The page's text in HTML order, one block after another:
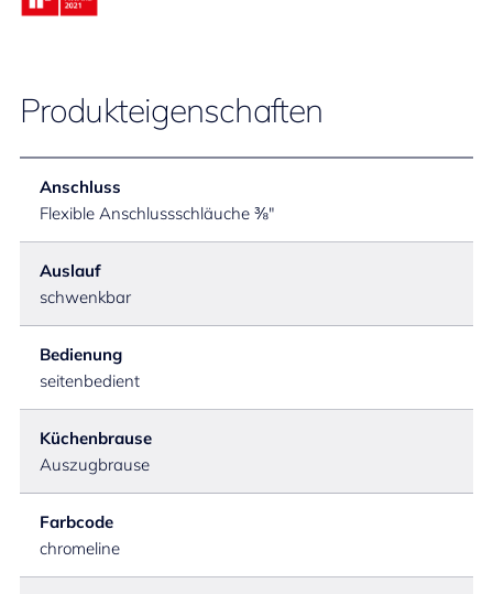
Produkteigenschaften
Anschluss
Flexible Anschlussschläuche ⅜"
Auslauf
schwenkbar
Bedienung
seitenbedient
Küchenbrause
Auszugbrause
Farbcode
chromeline